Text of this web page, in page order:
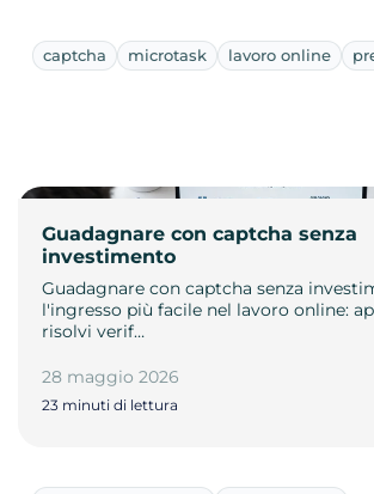
captcha microtask lavoro online
Guadagnare con captcha senza
investimento
Guadagnare con captcha senza
l'ingresso più facile nel lavoro online:
risolvi verif…
28 maggio 2026
23 minuti di lettura